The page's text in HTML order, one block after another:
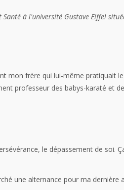
à l'université Gustave Eiffel
mon frère qui lui-même pratiquait
professeur des babys-karaté et
le dépassement de soi.
une alternance pour ma